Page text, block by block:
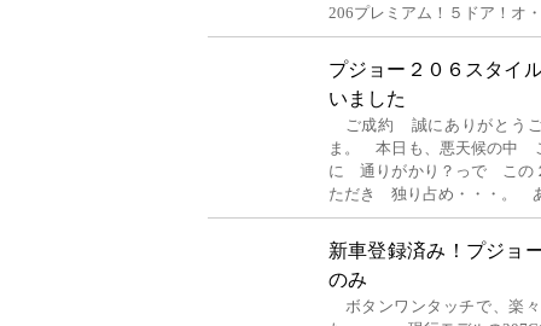
206プレミアム！５ドア！オ
プジョー２０６スタイ
いました
ご成約 誠にありがとう
ま。 本日も、悪天候の中
に 通りがかり？っで この
ただき 独り占め・・・。
新車登録済み！プジョ
のみ
ボタンワンタッチで、楽